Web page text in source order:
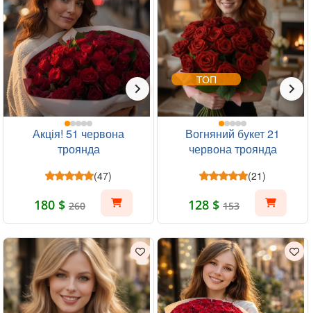
Акція! 51 червона
троянда
(47)
180 $ 260
ТОП
Вогняний букет 21
червона троянда
(21)
128 $ 153